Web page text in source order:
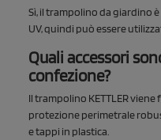
Sì, il trampolino da giardino
UV, quindi può essere
Quali accessori
confezione?
Il trampolino KETTLER
protezione perimetrale
e tappi in plastica.